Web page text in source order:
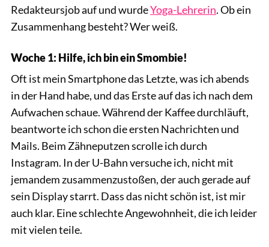
Redakteursjob auf und wurdeYoga-Lehrerin. Ob ein
Zusammenhang besteht? Wer weiß.
Woche 1: Hilfe, ich bin ein Smombie!
Oft ist mein Smartphone das Letzte, was ich abends
in der Hand habe, und das Erste auf das ich nach dem
Aufwachen schaue. Während der Kaffee durchläuft,
beantworte ich schon die ersten Nachrichten und
Mails. Beim Zähneputzen scrolle ich durch
Instagram. In der U-Bahn versuche ich, nicht mit
jemandem zusammenzustoßen, der auch gerade auf
sein Display starrt. Dass das nicht schön ist, ist mir
auch klar. Eine schlechte Angewohnheit, die ich leider
mit vielen teile.